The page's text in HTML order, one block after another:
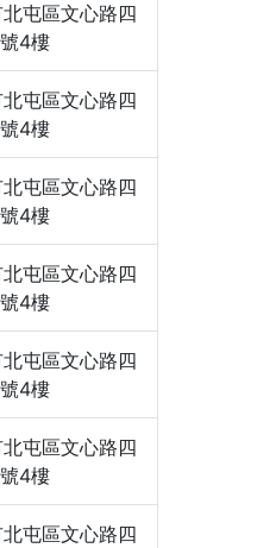
屯區文心路四
4樓
屯區文心路四
4樓
屯區文心路四
4樓
屯區文心路四
4樓
屯區文心路四
4樓
屯區文心路四
4樓
屯區文心路四